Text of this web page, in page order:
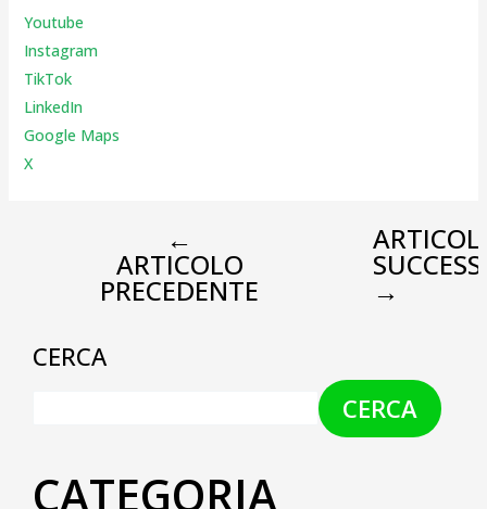
Youtube
Instagram
TikTok
LinkedIn
Google Maps
X
←
ARTICOLO
PRECEDENTE →
CERCA
CERCA
CATEGORIA